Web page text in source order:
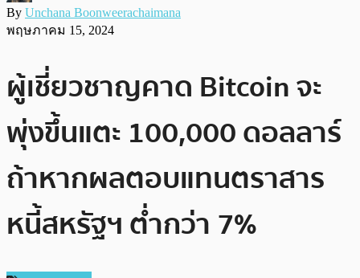
By Unchana Boonweerachaimana
พฤษภาคม 15, 2024
ผู้เชี่ยวชาญคาด Bitcoin จะ
พุ่งขึ้นแตะ 100,000 ดอลลาร์
ถ้าหากผลตอบแทนตราสาร
หนี้สหรัฐฯ ต่ำกว่า 7%